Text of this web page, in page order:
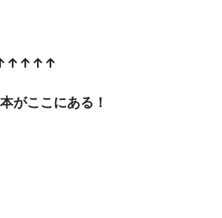
がここにある！